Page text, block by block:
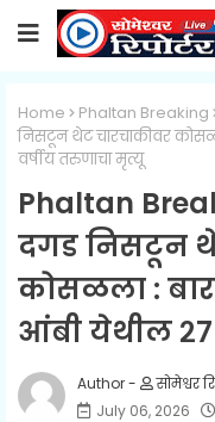
Home Phaltan Breaking
निसटून थेट चारचाकीवर
वर्षीय तरुणाचा मृत्यू
Phaltan
दगड निसटून
कोसळला :
आंबी येथील २७
सोमेश्वर
July 06, 2026